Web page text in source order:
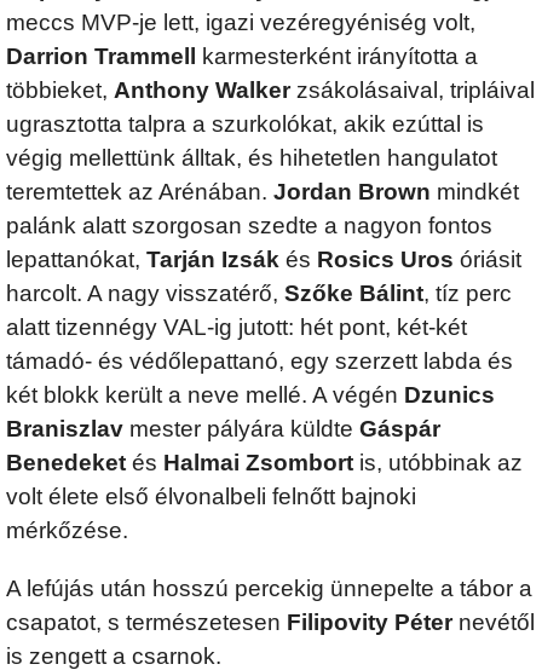
meccs MVP-je lett, igazi vezéregyéniség volt,
Darrion Trammell
karmesterként irányította a
többieket, Anthony Walkerzsákolásaival, tripláival
ugrasztotta talpra a szurkolókat, akik ezúttal is
végig mellettünk álltak, és hihetetlen hangulatot
teremtettek az Arénában. Jordan Brown mindkét
palánk alatt szorgosan szedte a nagyon fontos
lepattanókat, Tarján Izsák és Rosics Uros óriásit
harcolt. A nagy visszatérő, Szőke Bálint, tíz perc
alatt tizennégy VAL-ig jutott: hét pont, két-két
támadó- és védőlepattanó, egy szerzett labda és
két blokk került a neve mellé. A végén Dzunics
Braniszlav mester pályára küldte Gáspár
Benedeket és Halmai Zsombort is, utóbbinak az
volt élete első élvonalbeli felnőtt bajnoki
mérkőzése.
A lefújás után hosszú percekig ünnepelte a tábor a
csapatot, s természetesen Filipovity Péternevétől
is zengett a csarnok.